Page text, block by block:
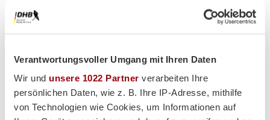
Verantwortungsvoller Umgang mit Ihren Daten
Wir und unsere 1022 Partner verarbeiten Ihre
persönlichen Daten, wie z. B. Ihre IP-Adresse, mithilfe
von Technologien wie Cookies, um Informationen auf